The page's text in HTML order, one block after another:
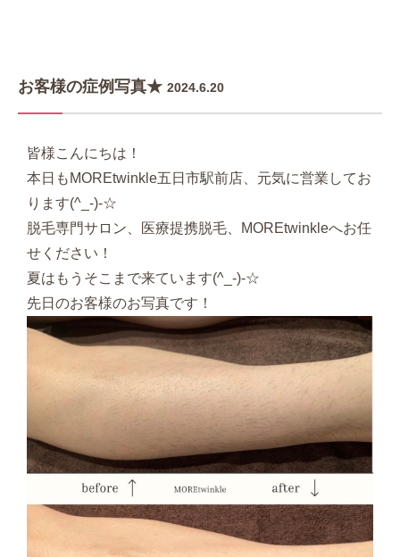
お客様の症例写真★ 2024.6.20
皆様こんにちは！
本日もMOREtwinkle五日市駅前店、元気に営業してお
ります(^_-)-☆
脱毛専門サロン、医療提携脱毛、MOREtwinkleへお任
せください！
夏はもうそこまで来ています(^_-)-☆
先日のお客様のお写真です！